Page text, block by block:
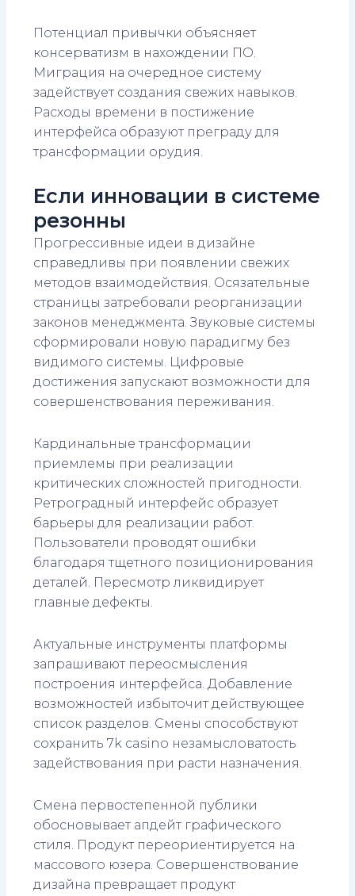
Потенциал привычки объясняет
консерватизм в нахождении ПО.
Миграция на очередное систему
задействует создания свежих навыков.
Расходы времени в постижение
интерфейса образуют преграду для
трансформации орудия.
Если инновации в системе
резонны
Прогрессивные идеи в дизайне
справедливы при появлении свежих
методов взаимодействия. Осязательные
страницы затребовали реорганизации
законов менеджмента. Звуковые системы
сформировали новую парадигму без
видимого системы. Цифровые
достижения запускают возможности для
совершенствования переживания.
Кардинальные трансформации
приемлемы при реализации
критических сложностей пригодности.
Ретроградный интерфейс образует
барьеры для реализации работ.
Пользователи проводят ошибки
благодаря тщетного позиционирования
деталей. Пересмотр ликвидирует
главные дефекты.
Актуальные инструменты платформы
запрашивают переосмысления
построения интерфейса. Добавление
возможностей избыточит действующее
список разделов. Смены способствуют
сохранить 7k casino незамысловатость
задействования при расти назначения.
Смена первостепенной публики
обосновывает апдейт графического
стиля. Продукт переориентируется на
массового юзера. Совершенствование
дизайна превращает продукт